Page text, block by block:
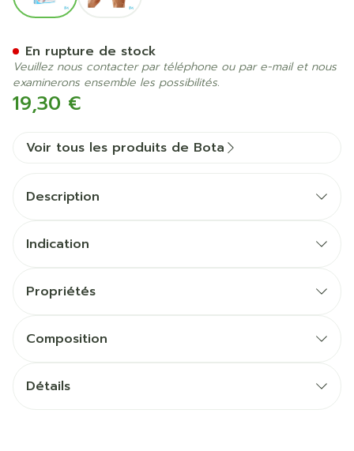
19,30 €
En rupture de stock
Veuillez nous contacter par téléphone ou par e-mail et nous
examinerons ensemble les possibilités.
Voir tous les produits de Bota
Description
Indication
Propriétés
Tricot élastique fort
Composition
Détails